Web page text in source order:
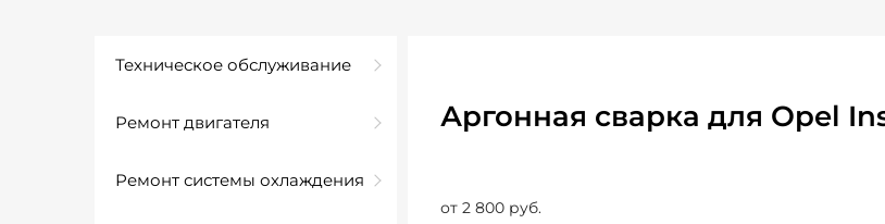
Техническое обслуживание
Ремонт двигателя
Ремонт системы охлаждения
Аргонная сварка для Opel
от 2 800 руб.